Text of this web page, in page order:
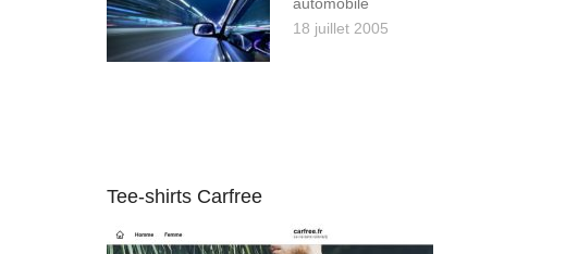
18 juillet 2005
Tee-shirts Carfree